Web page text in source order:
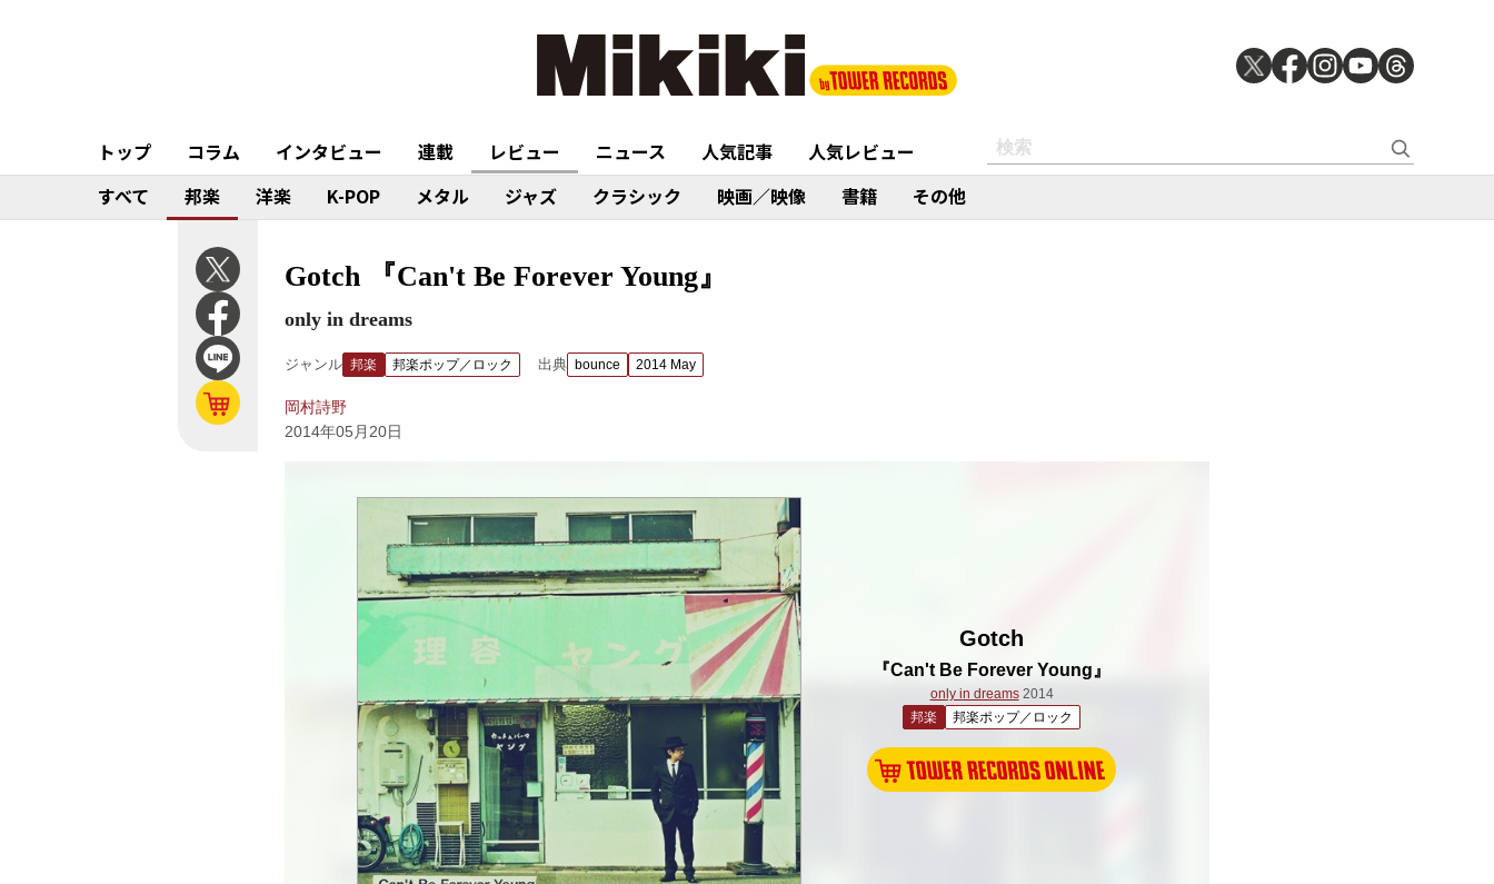
トップ コラム インタビュー 連載 レビュー ニュース 人気記事
人気レビュー
すべて
邦楽 洋楽 K-POP メタル ジャズ クラシック 映画／映像 書籍 その他
Gotch 『Can't Be Forever Young』
only in dreams
ジャンル 邦楽 邦楽ポップ／ロック 出典 bounce 2014 May
岡村詩野
2014年05月20日
Gotch
『Can't Be Forever Young』
only in dreams2014
邦楽
邦楽ポップ／ロック